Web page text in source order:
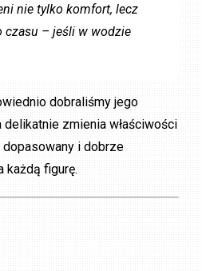
nie tylko komfort, lecz
czasu – jeśli w wodzie
dobraliśmy jego
zmienia właściwości
i dobrze
każdą figurę.